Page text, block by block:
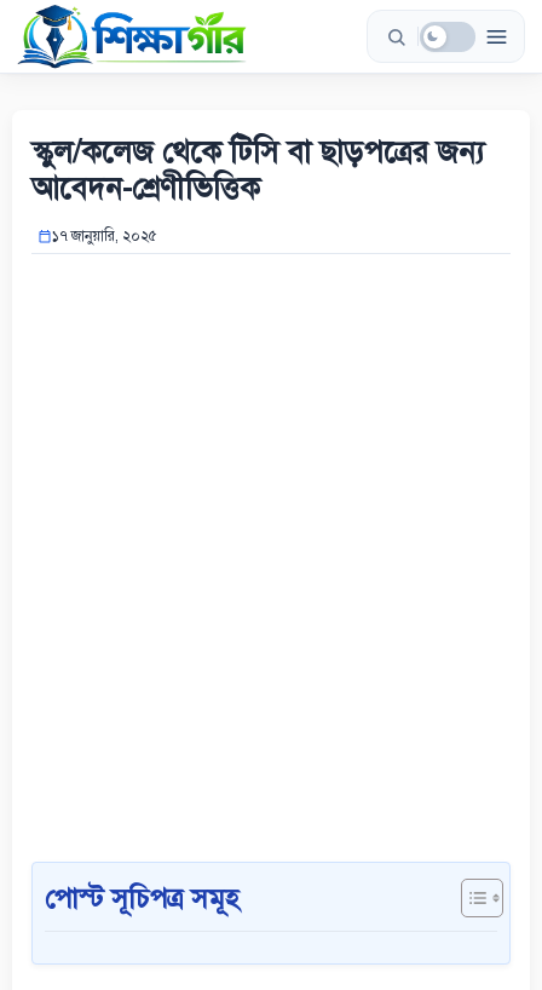
Skip
content
স্কুল/কলেজ থেকে টিসি বা ছাড়পত্রের জন্য
আবেদন-শ্রেণীভিত্তিক
১৭ জানুয়ারি, ২০২৫
পোস্ট সূচিপত্র সমূহ